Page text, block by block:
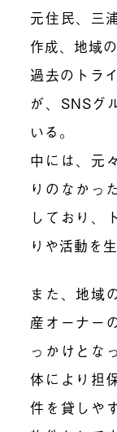
元住民、三
作成、地域
過去のトラ
が、SNSグ
いる。
中には、元
りのなかっ
しており、
りや活動を
また、地域
産オーナー
っかけとな
体により担
件を貸しや